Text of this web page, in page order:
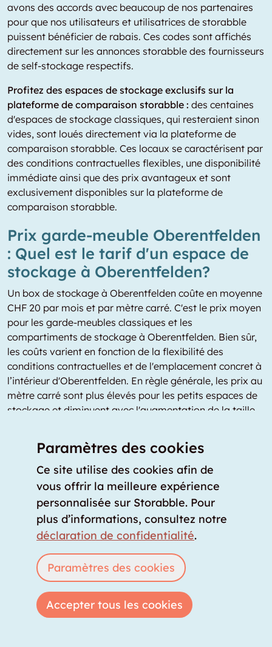
avons des accords avec beaucoup de nos partenaires
pour que nos utilisateurs et utilisatrices de storabble
puissent bénéficier de rabais. Ces codes sont affichés
directement sur les annonces storabble des fournisseurs
de self-stockage respectifs.
Profitez des espaces de stockage exclusifs sur la
plateforme de comparaison storabble : des centaines
d'espaces de stockage classiques, qui resteraient sinon
vides, sont loués directement via la plateforme de
comparaison storabble. Ces locaux se caractérisent par
des conditions contractuelles flexibles, une disponibilité
immédiate ainsi que des prix avantageux et sont
exclusivement disponibles sur la plateforme de
comparaison storabble.
Prix garde-meuble Oberentfelden
: Quel est le tarif d'un espace de
stockage à Oberentfelden?
Un box de stockage à Oberentfelden coûte en moyenne
CHF 20 par mois et par mètre carré. C'est le prix moyen
pour les garde-meubles classiques et les
compartiments de stockage à Oberentfelden. Bien sûr,
les coûts varient en fonction de la flexibilité des
conditions contractuelles et de l'emplacement concret à
l’intérieur d'Oberentfelden. En règle générale, les prix au
mètre carré sont plus élevés pour les petits espaces de
stockage et diminuent avec l'augmentation de la taille
une étude de 2025 par l'entreprise d'analyse de données
storabble-Analytics.
Tarif self-stockage Oberentfelden
: combien coûte une location de
box en self-stockage à
Oberentfelden?
Une location de box de type self-stockage à
Oberentfelden coûte en moyenne CHF 38 par mois et
stockage à Oberentfelden. Les coûts varient en fonction
du taux d'occupation du site de self-stockage, de
Paramètres des cookies
Ce site utilise des cookies afin de
vous offrir la meilleure expérience
personnalisée sur Storabble. Pour
plus d’informations, consultez notre
déclaration de confidentialité.
Paramètres des cookies
Accepter tous les cookies